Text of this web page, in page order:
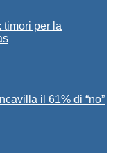
timori per la
il 61% di “no”